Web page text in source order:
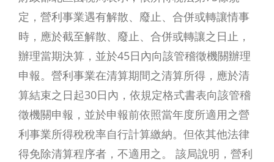
定，營利事業遇有解散、廢止、合併或轉讓情事
時，應於截至解散、廢止、合併或轉讓之日止，
辦理當期決算，並於45日內向該管稽徵機關辦理
申報。營利事業在清算期間之清算所得，應於清
算結束之日起30日內，依規定格式書表向該管稽
徵機關申報，並於申報前依照當年度所適用之營
利事業所得稅稅率自行計算繳納。但依其他法律
得免除清算程序者，不適用之。 該局說明，營利